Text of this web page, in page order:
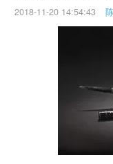
吕晓：北京画
科带来齐
2018-11-20 14:54:43